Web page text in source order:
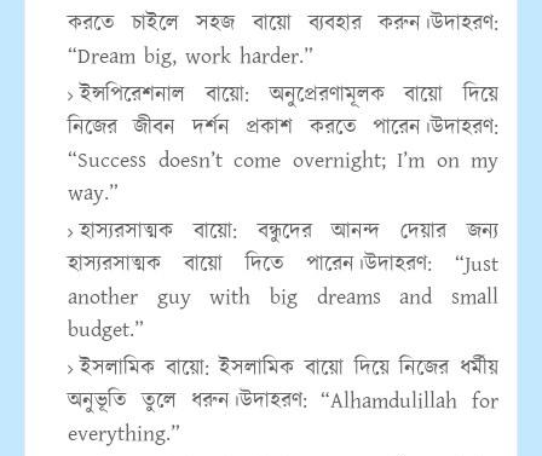
করতে চাইলে সহজ বায়ো ব্যবহার করুন।উদাহরণ:
“Dream big, work harder.”
ইন্সপিরেশনাল বায়ো: অনুপ্রেরণামূলক বায়ো দিয়ে
নিজের জীবন দর্শন প্রকাশ করতে পারেন।উদাহরণ:
“Success doesn’t come overnight; I’m on my
way.”
হাস্যরসাত্মক বায়ো: বন্ধুদের আনন্দ দেয়ার জন্য
হাস্যরসাত্মক বায়ো দিতে পারেন।উদাহরণ: “Just
another guy with big dreams and small
budget.”
ইসলামিক বায়ো: ইসলামিক বায়ো দিয়ে নিজের ধর্মীয়
অনুভূতি তুলে ধরুন।উদাহরণ: “Alhamdulillah for
everything.”